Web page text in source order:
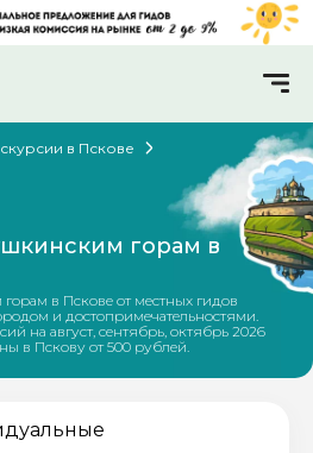
в Пскове
горам в
в Пскове от местных гидов
и достопримечательностями.
на август, сентябрь, октябрь 2026
в Пскову от 500 рублей.